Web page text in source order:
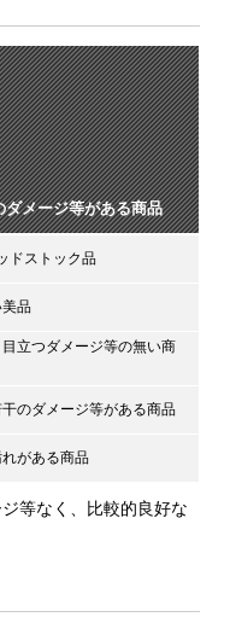
メージ等がある商品
ドストック品
品
立つダメージ等の無い商
のダメージ等がある商品
がある商品
等なく、比較的良好な